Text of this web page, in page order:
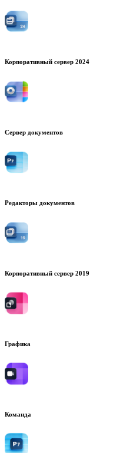
Корпоративный сервер 2024
Сервер документов
Редакторы документов
Корпоративный сервер 2019
Графика
Команда